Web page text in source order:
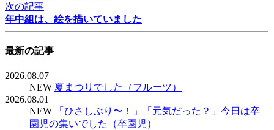
次の記事
年中組は、絵を描いていました
最新の記事
2026.08.07
NEW 夏まつりでした（フルーツ）
2026.08.01
NEW
「ひさしぶり〜！」「元気だった？」今日は卒
園児の集いでした（卒園児）